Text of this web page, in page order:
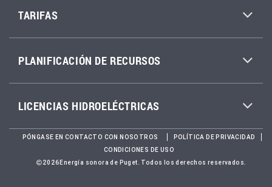
TARIFAS
PLANIFICACIÓN DE RECURSOS
LICENCIAS HIDROELÉCTRICAS
PÓNGASE EN CONTACTO CON NOSOTROS
POLÍTICA DE PRIVACIDAD
CONDICIONES DE USO
2026Energía sonora de Puget. Todos los derechos reservados.